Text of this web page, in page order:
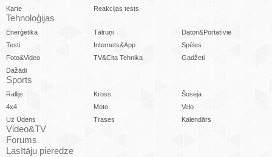
Karte
Reakcijas tests
Tehnoloģijas
Enerģētika Tālruņi
Datori&Portatīvie
Testi
Internets&App
Spēles
Foto&Video
TV&Cita Tehnika
Gadžeti
Dažādi
Sports
Rallijs Kross
Šoseja
4x4
Moto
Velo
Uz Ūdens
Trases Kalendārs
Video&TV
Forums
Lasītāju pieredze